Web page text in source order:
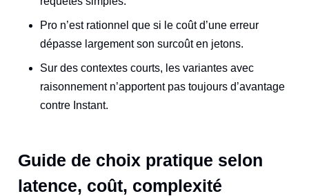
Pro n’est rationnel que si le coût d’une erreur
dépasse largement son surcoût en jetons.
Sur des contextes courts, les variantes avec
raisonnement n’apportent pas toujours d’avantage
contre Instant.
Guide de choix pratique selon
latence, coût, complexité